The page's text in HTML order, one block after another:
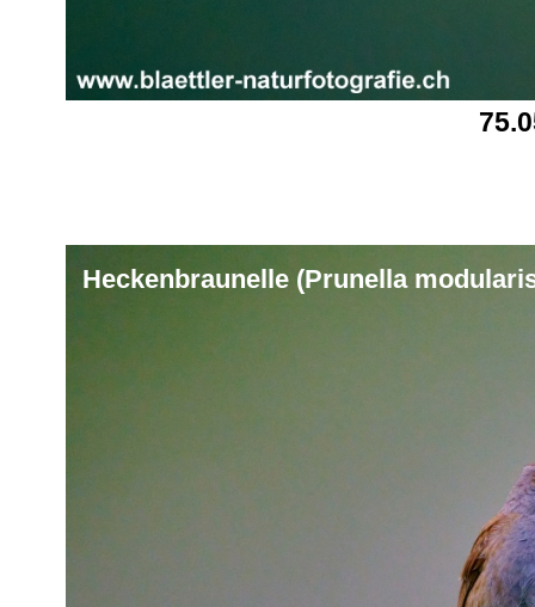
Heckenbraunelle (Prunella